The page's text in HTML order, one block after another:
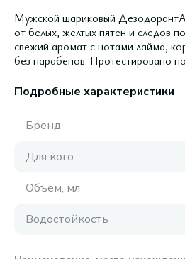
Мужской шариковый
от белых, желтых пятен и следов
свежий аромат с нотами лайма,
без парабенов. Протестировано
Подробные характеристики
Бренд
Для кого
Объем, мл
Водостойкость